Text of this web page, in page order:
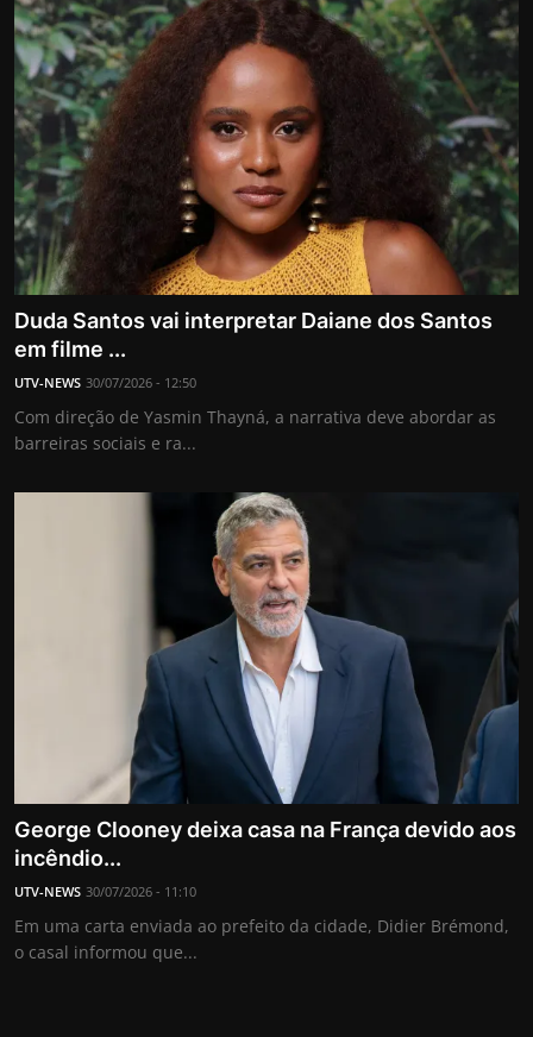
Duda Santos vai interpretar Daiane dos Santos
em filme ...
UTV-NEWS 30/07/2026 - 12:50
Com direção de Yasmin Thayná, a narrativa deve abordar as
barreiras sociais e ra...
George Clooney deixa casa na França devido aos
incêndio...
UTV-NEWS 30/07/2026 - 11:10
Em uma carta enviada ao prefeito da cidade, Didier Brémond,
o casal informou que...